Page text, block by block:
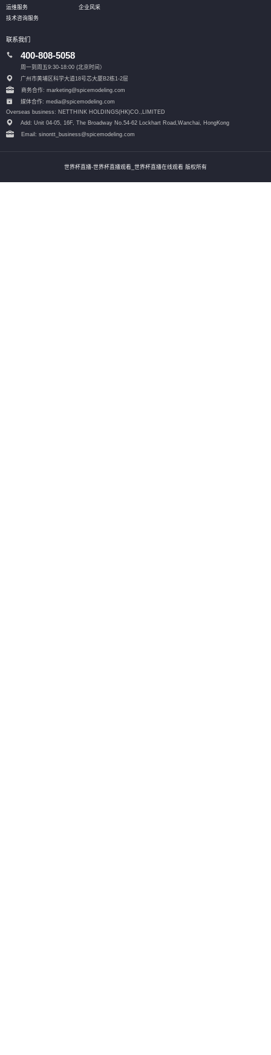
运维服务
技术咨询服务
企业风采
联系我们
400-808-5058
周一到周五9:30-18:00 (北京时间）
广州市黄埔区科学大道18号芯大厦B2栋1-2层
商务合作: marketing@spicemodeling.com
媒体合作: media@spicemodeling.com
Overseas business: NETTHINK HOLDINGS(HK)CO.,LIMITED
Add: Unit 04-05, 16F, The Broadway No.54-62 Lockhart Road, Wanchai, HongKong
Email: sinontt_business@spicemodeling.com
世界杯直播-世界杯直播观看_世界杯直播在线观看 版权所有